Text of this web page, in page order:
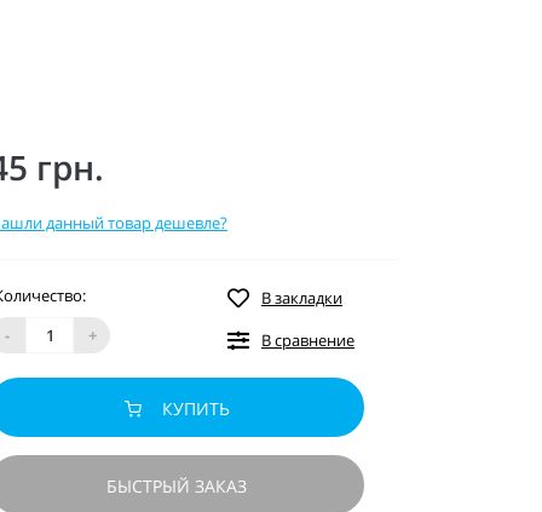
грн.
данный товар дешевле?
-
+
В закладки
В сравнение
КУПИТЬ
БЫСТРЫЙ ЗАКАЗ